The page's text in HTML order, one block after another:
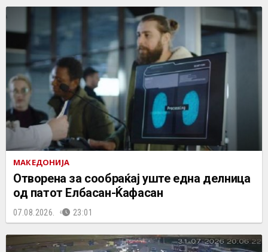
МАКЕДОНИЈА
Отворена за сообраќај уште една делница
од патот Елбасан-Ќафасан
07.08.2026. 23:01